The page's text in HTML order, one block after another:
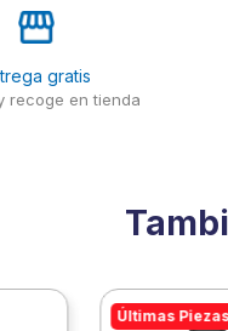
gratis
recoge en tienda
Últimas Piezas